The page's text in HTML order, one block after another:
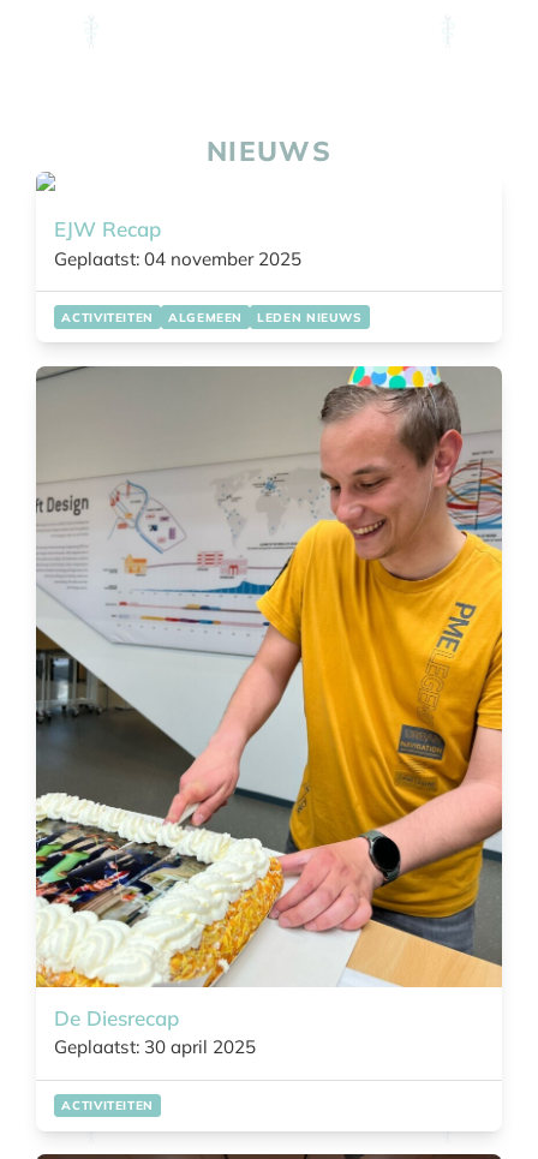
NIEUWS
EJW Recap
Geplaatst: 04 november 2025
ACTIVITEITEN ALGEMEEN LEDEN NIEUWS
De Diesrecap
Geplaatst: 30 april 2025
ACTIVITEITEN